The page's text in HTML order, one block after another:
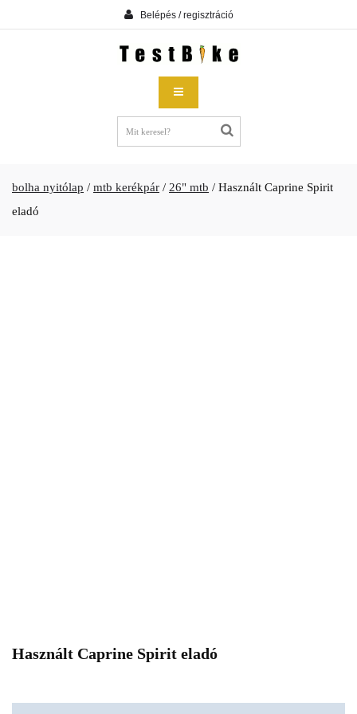
Belépés / regisztráció
bolha nyitólap / mtb kerékpár / 26" mtb / Használt Caprine Spirit
eladó
Használt Caprine Spirit eladó